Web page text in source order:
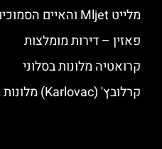
מלייט Mljet והאיים הסמוכים – מלונות מומלצים
פאזין – דירות מומלצות
קרואטיה מלונות בסלוני
קרלובץ' (Karlovac) מלונות מומלצים